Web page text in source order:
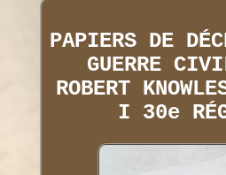
PAPIERS DE
GUERRE
ROBERT
I 30e